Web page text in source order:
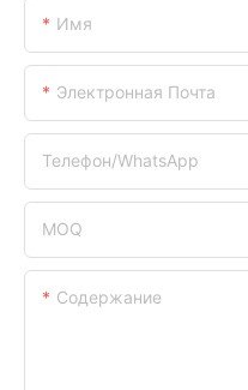
Имя
Электронная Почта
Телефон/WhatsApp
MOQ
Содержание